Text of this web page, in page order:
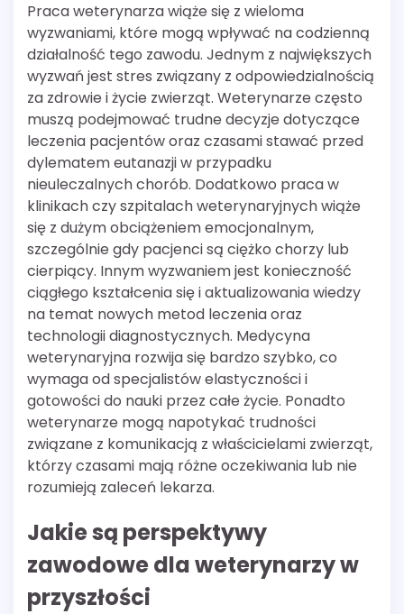
Praca weterynarza wiąże się z wieloma
wyzwaniami, które mogą wpływać na codzienną
działalność tego zawodu. Jednym z największych
wyzwań jest stres związany z odpowiedzialnością
za zdrowie i życie zwierząt. Weterynarze często
muszą podejmować trudne decyzje dotyczące
leczenia pacjentów oraz czasami stawać przed
dylematem eutanazji w przypadku
nieuleczalnych chorób. Dodatkowo praca w
klinikach czy szpitalach weterynaryjnych wiąże
się z dużym obciążeniem emocjonalnym,
szczególnie gdy pacjenci są ciężko chorzy lub
cierpiący. Innym wyzwaniem jest konieczność
ciągłego kształcenia się i aktualizowania wiedzy
na temat nowych metod leczenia oraz
technologii diagnostycznych. Medycyna
weterynaryjna rozwija się bardzo szybko, co
wymaga od specjalistów elastyczności i
gotowości do nauki przez całe życie. Ponadto
weterynarze mogą napotykać trudności
związane z komunikacją z właścicielami zwierząt,
którzy czasami mają różne oczekiwania lub nie
rozumieją zaleceń lekarza.
Jakie są perspektywy
zawodowe dla weterynarzy w
przyszłości